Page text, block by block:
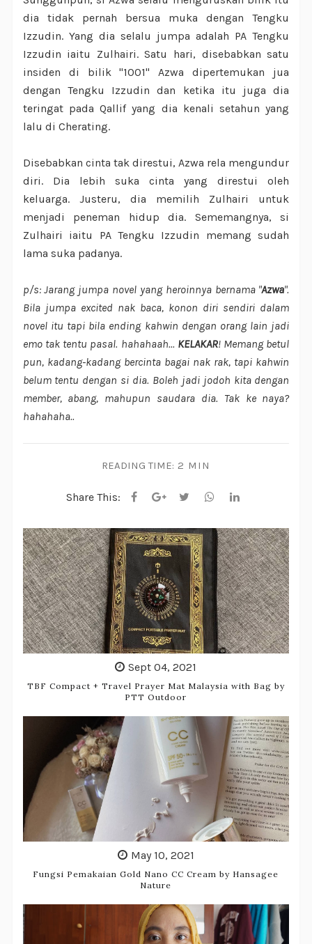
dia tidak pernah bersua muka dengan Tengku
Izzudin. Yang dia selalu jumpa adalah PA Tengku
Izzudin iaitu Zulhairi. Satu hari, disebabkan satu
insiden di bilik "1001" Azwa dipertemukan jua
dengan Tengku Izzudin dan ketika itu juga dia
teringat pada Qallif yang dia kenali setahun yang
lalu di Cherating.
Disebabkan cinta tak direstui, Azwa rela mengundur
diri. Dia lebih suka cinta yang direstui oleh
keluarga. Justeru, dia memilih Zulhairi untuk
menjadi peneman hidup dia. Sememangnya, si
Zulhairi iaitu PA Tengku Izzudin memang sudah
lama suka padanya.
p/s: Jarang jumpa novel yang heroinnya bernama "Azwa".
Bila jumpa excited nak baca, konon diri sendiri dalam
novel itu tapi bila ending kahwin dengan orang lain jadi
emo tak tentu pasal. hahahaah... KELAKAR! Memang betul
pun, kadang-kadang bercinta bagai nak rak, tapi kahwin
belum tentu dengan si dia. Boleh jadi jodoh kita dengan
member, abang, mahupun saudara dia. Tak ke naya?
hahahaha..
READING TIME: 2 MIN
Share This:
Sept 04, 2021
TBF Compact + Travel Prayer Mat Malaysia with Bag by
PTT Outdoor
May 10, 2021
Fungsi Pemakaian Gold Nano CC Cream by Hansagee
Nature